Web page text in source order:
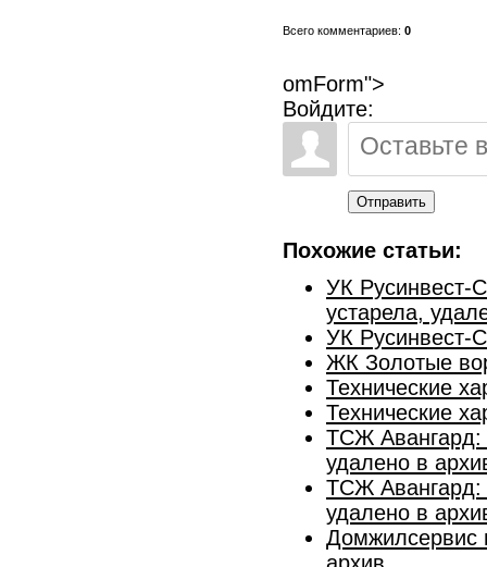
Всего комментариев: 0
omForm">
Войдите:
Отправить
Похожие статьи:
УК Русинвест-
устарела,
УК Русинвест-
ЖК Золотые
Технические
Технические
ТСЖ Авангард:
удалено в
ТСЖ Авангард:
удалено в
Домжилсервис